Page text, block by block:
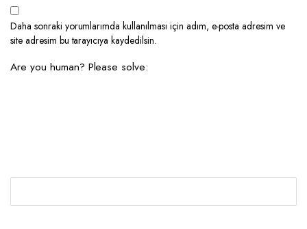
Daha sonraki yorumlarımda kullanılması için adım, e-posta adresim ve
site adresim bu tarayıcıya kaydedilsin.
Are you human? Please solve: